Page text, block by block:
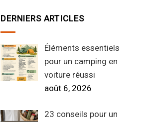
DERNIERS ARTICLES
Éléments essentiels
pour un camping en
voiture réussi
août 6, 2026
23 conseils pour un